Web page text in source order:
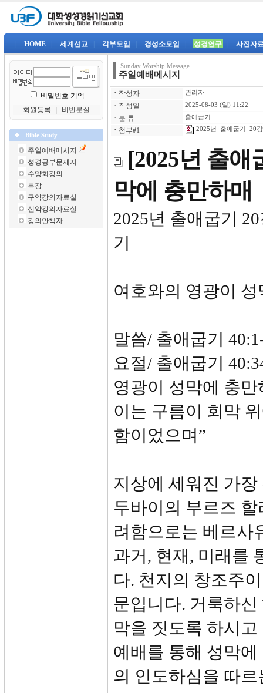
HOME 세계선교 각부모임 경성소모임 성경연구 사진자
비밀번호 기억
회원등록
비번분실
Bible Study
주일예배메시지
성경공부문제지
수양회강의
특강
구약강의자료실
신약강의자료실
강의안책자
Sunday Worship Message
주일예배메시지
ㆍ 작성자 관리자
ㆍ 작성일 2025-08-03 (일) 11:22
ㆍ 분 류 출애굽기
ㆍ 첨부#1 2025년_출애굽기_20
[2025년 출애
막에 충만하매
2025년
기
여호와의 영광이
말씀/ 출애굽기
요절/ 출애굽기
영광이 성막에 충
이는 구름이 회막
함이었으며”
지상에 세워진 가
두바이의 부르즈
려함으로는 베르사
과거, 현재, 미래를
다. 천지의 창조주
문입니다. 거룩하
막을 짓도록 하시
예배를 통해 성막
의 인도하심을 따